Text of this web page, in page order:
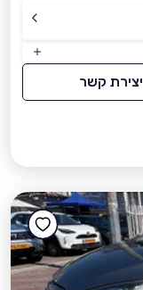
יצירת קשר